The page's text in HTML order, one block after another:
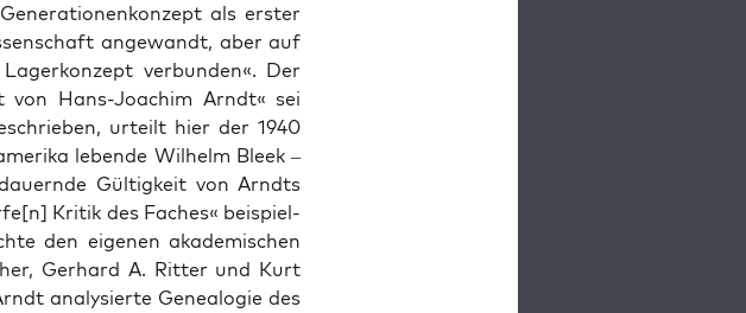
als erster
ange­wandt, aber auf
ver­bun­den«. Der
von Hans-Joachim Arndt« sei
urteilt hier der 1940
lebende Wil­helm Bleek –
Gültigkeit von Arndts
Kri­tik des Fach­es« beispiel­
den eige­nen akademis­chen
Ger­hard A. Rit­ter und Kurt
analysierte Genealo­gie des